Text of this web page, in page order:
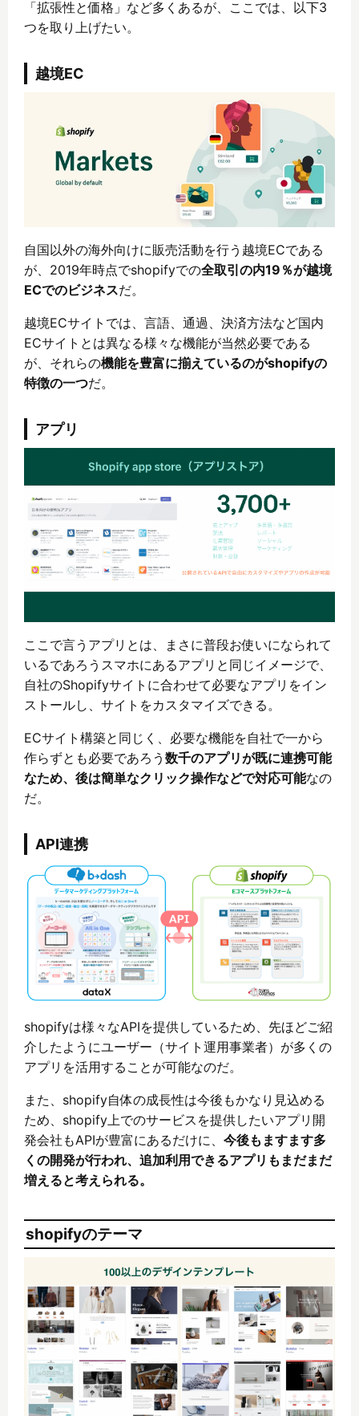
「拡張性と価格」など多くあるが、ここでは、以下3
つを取り上げたい。
越境EC
自国以外の海外向けに販売活動を行う越境ECである
が、2019年時点でshopifyでの全取引の内19％が越境
ECでのビジネスだ。
越境ECサイトでは、言語、通過、決済方法など国内
ECサイトとは異なる様々な機能が当然必要である
が、それらの機能を豊富に揃えているのがshopifyの
特徴の一つだ。
アプリ
ここで言うアプリとは、まさに普段お使いになられて
いるであろうスマホにあるアプリと同じイメージで、
自社のShopifyサイトに合わせて必要なアプリをイン
ストールし、サイトをカスタマイズできる。
ECサイト構築と同じく、必要な機能を自社で一から
作らずとも必要であろう 数千のアプリが既に連携可能
なため、後は簡単なクリック操作などで対応可能なの
だ。
API連携
shopifyは様々なAPIを提供しているため、先ほどご紹
介したようにユーザー（サイト運用事業者）が多くの
アプリを活用することが可能なのだ。
また、shopify自体の成長性は今後もかなり見込める
ため、shopify上でのサービスを提供したいアプリ開
発会社もAPIが豊富にあるだけに、 今後もますます多
くの開発が行われ、追加利用できるアプリもまだまだ
増えると考えられる。
shopifyのテーマ